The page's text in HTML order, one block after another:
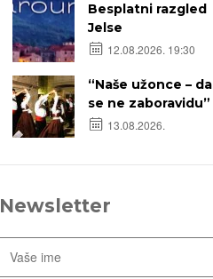
Besplatni razgled
Jelse
12.08.2026. 19:30
“Naše užonce – da
se ne zaboravidu”
13.08.2026.
Newsletter